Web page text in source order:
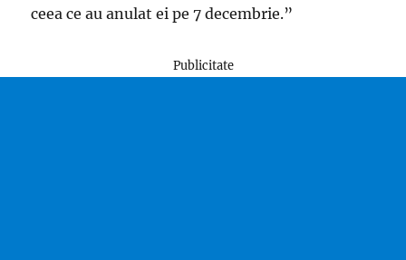
ceea ce au anulat ei pe 7 decembrie.”
Publicitate